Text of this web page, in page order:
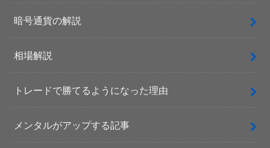
暗号通貨の解説
相場解説
トレードで勝てるようになった理由
メンタルがアップする記事